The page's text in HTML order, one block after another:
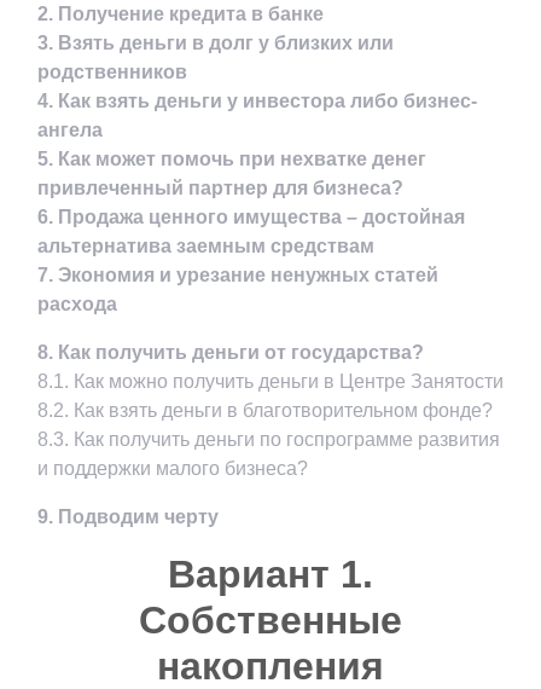
2. Получение кредита в банке
3. Взять деньги в долг у близких или
родственников
4. Как взять деньги у инвестора либо бизнес-
ангела
5. Как может помочь при нехватке денег
привлеченный партнер для бизнеса?
6. Продажа ценного имущества – достойная
альтернатива заемным средствам
7. Экономия и урезание ненужных статей
расхода
8. Как получить деньги от государства?
8.1. Как можно получить деньги в Центре Занятости
8.2. Как взять деньги в благотворительном фонде?
8.3. Как получить деньги по госпрограмме развития
и поддержки малого бизнеса?
9. Подводим черту
Вариант 1.
Собственные
накопления